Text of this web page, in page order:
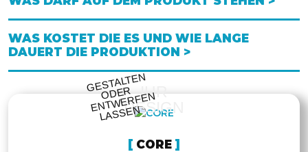
WAS KOSTET DIE ES UND WIE LANGE
DAUERT DIE PRODUKTION >
IHR
DESIGN
GESTALTE
N
O
DE
R
E
NT
WE
RFE
N
LASSE
N
CORE